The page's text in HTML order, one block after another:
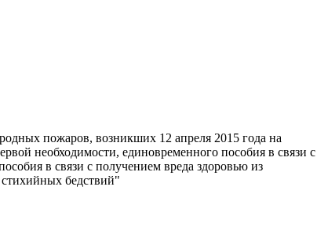
пожаров, возникших 12 апреля 2015 года на
необходимости, единовременного пособия в связи с
в связи с получением вреда здоровью из
бедствий"